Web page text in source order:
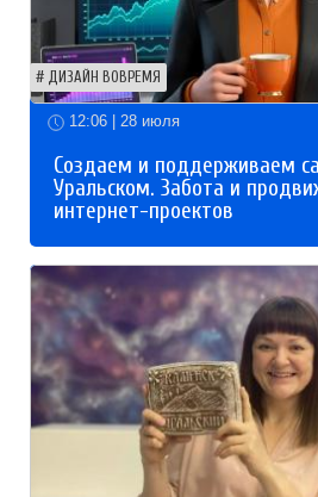
ДИЗАЙН ВОВРЕМЯ
12:06 | 28 июля
Создаем и поддерживаем
Уральском. Забота и
интернет-проектов